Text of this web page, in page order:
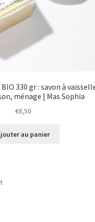
330 gr : savon à
ménage | Mas Sophia
€8,50
au panier